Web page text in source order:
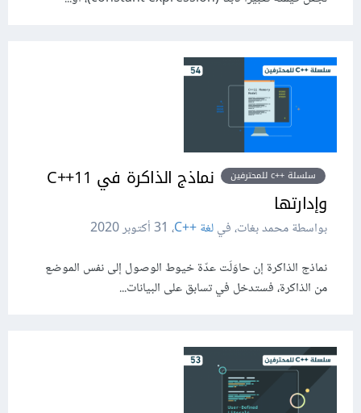
سلسلة ++c للمحترفين
نماذج الذاكرة في C++11
وإدارتها
بواسطة محمد بغات، فيلغة C++‎ ، 31 أكتوبر 2020
نماذج الذاكرة إن حاوَلَت عدّة خيوط الوصول إلى نفس الموضع
من الذاكرة، فستدخل في تسابق على البيانات...